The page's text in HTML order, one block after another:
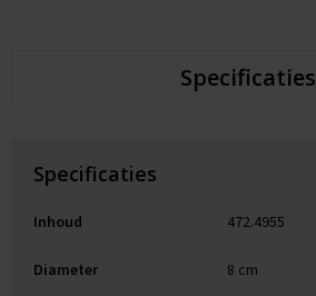
Specificaties
Specificaties
Inhoud 472.4955
Diameter 8 cm